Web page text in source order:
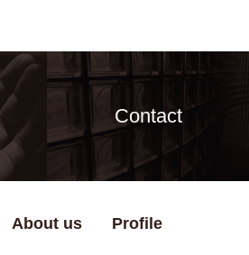
Contact
About us Profile